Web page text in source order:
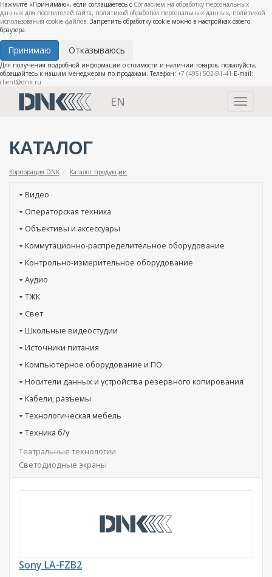
Нажмите «Принимаю», если соглашаетесь с Согласием на обработку персональных
данных для посетителей сайта, политикой обработки персональных данных, политикой
использования cookie-файлов. Запретить обработку cookie можно в настройках своего
браузера.
Принимаю Отказываюсь
Для получения подробной информации о стоимости и наличии товаров, пожалуйста,
обращайтесь к нашим менеджерам по продажам. Телефон: +7 (495) 502-91-41 E-mail:
client@dnk.ru
Toggle
EN
КАТАЛОГ
Корпорация DNK Каталог продукции
Видео
Операторская техника
Объективы и аксессуары
Коммутационно-распределительное оборудование
Контрольно-измерительное оборудование
Аудио
ТЖК
Свет
Школьные видеостудии
Источники питания
Компьютерное оборудование и ПО
Носители данных и устройства резервного копирования
Кабели, разъемы
Технологическая мебель
Техника б/у
Театральные технологии
Светодиодные экраны
Sony LA-FZB2